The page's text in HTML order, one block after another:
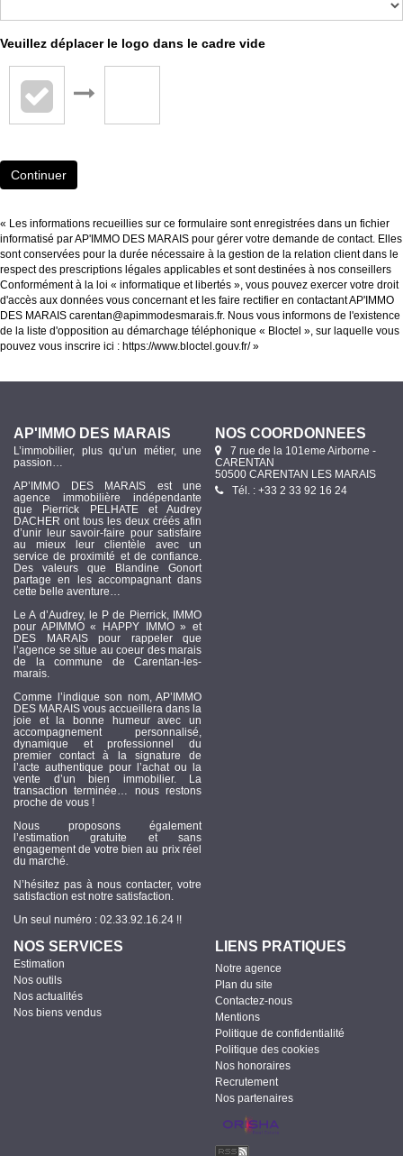
Veuillez déplacer le logo dans le cadre vide
Continuer
« Les informations recueillies sur ce formulaire sont enregistrées dans un fichier
informatisé par AP'IMMO DES MARAIS pour gérer votre demande de contact. Elles
sont conservées pour la durée nécessaire à la gestion de la relation client dans le
respect des prescriptions légales applicables et sont destinées à nos conseillers
Conformément à la loi « informatique et libertés », vous pouvez exercer votre droit
d'accès aux données vous concernant et les faire rectifier en contactant AP'IMMO
DES MARAIS carentan@apimmodesmarais.fr. Nous vous informons de l'existence
de la liste d'opposition au démarchage téléphonique « Bloctel », sur laquelle vous
pouvez vous inscrire ici : https://www.bloctel.gouv.fr/»
AP'IMMO DES MARAIS
L’immobilier, plus qu’un métier, une
passion…
AP’IMMO DES MARAIS est une
agence immobilière indépendante
que Pierrick PELHATE et Audrey
DACHER ont tous les deux créés afin
d’unir leur savoir-faire pour satisfaire
au mieux leur clientèle avec un
service de proximité et de confiance.
Des valeurs que Blandine Gonort
partage en les accompagnant dans
cette belle aventure…
Le A d’Audrey, le P de Pierrick, IMMO
pour APIMMO « HAPPY IMMO » et
DES MARAIS pour rappeler que
l’agence se situe au coeur des marais
de la commune de Carentan-les-
marais.
Comme l’indique son nom, AP’IMMO
DES MARAIS vous accueillera dans la
joie et la bonne humeur avec un
accompagnement personnalisé,
dynamique et professionnel du
premier contact à la signature de
l’acte authentique pour l’achat ou la
vente d’un bien immobilier. La
transaction terminée… nous restons
proche de vous !
Nous proposons également
l’estimation gratuite et sans
engagement de votre bien au prix réel
du marché.
N’hésitez pas à nous contacter, votre
satisfaction est notre satisfaction.
Un seul numéro : 02.33.92.16.24 !!
NOS COORDONNÉES
7 rue de la 101eme Airborne -
CARENTAN
50500 CARENTAN LES MARAIS
Tél. : +33 2 33 92 16 24
NOS SERVICES
Estimation
Nos outils
Nos actualités
Nos biens vendus
LIENS PRATIQUES
Notre agence
Plan du site
Contactez-nous
Mentions
Politique de confidentialité
Politique des cookies
Nos honoraires
Recrutement
Nos partenaires